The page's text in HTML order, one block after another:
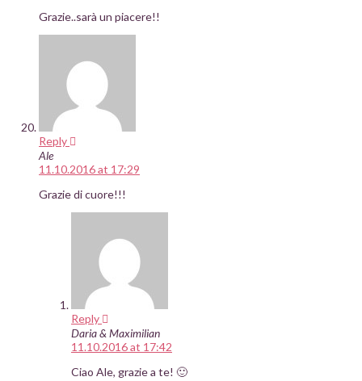
Grazie..sarà un piacere!!
Reply
Ale
11.10.2016 at 17:29
Grazie di cuore!!!
Reply
Daria & Maximilian
11.10.2016 at 17:42
Ciao Ale, grazie a te! 🙂